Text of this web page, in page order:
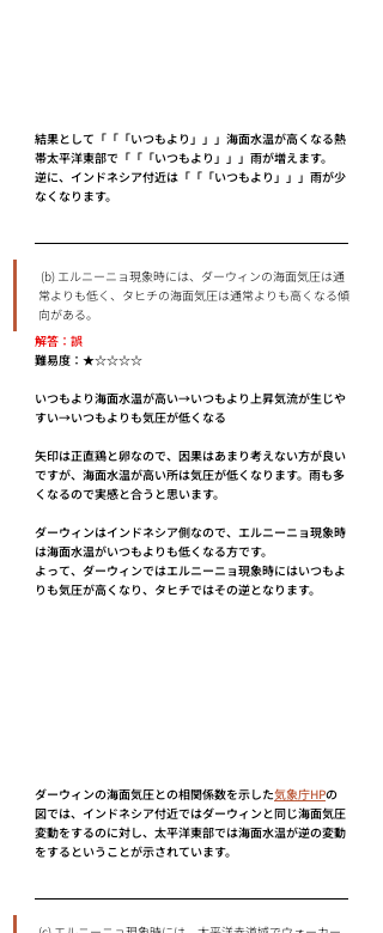
結果として「「「いつもより」」」海面水温が高くなる熱
帯太平洋東部で「「「いつもより」」」雨が増えます。
逆に、インドネシア付近は「「「いつもより」」」雨が少
なくなります。
(b) エルニーニョ現象時には、ダーウィンの海面気圧は通
常よりも低く、タヒチの海面気圧は通常よりも高くなる傾
向がある。
解答：誤
難易度：★☆☆☆☆
いつもより海面水温が高い→いつもより上昇気流が生じや
すい→いつもよりも気圧が低くなる
矢印は正直鶏と卵なので、因果はあまり考えない方が良い
ですが、海面水温が高い所は気圧が低くなります。雨も多
くなるので実感と合うと思います。
ダーウィンはインドネシア側なので、エルニーニョ現象時
は海面水温がいつもよりも低くなる方です。
よって、ダーウィンではエルニーニョ現象時にはいつもよ
りも気圧が高くなり、タヒチではその逆となります。
ダーウィンの海面気圧との相関係数を示した気象庁HPの
図では、インドネシア付近ではダーウィンと同じ海面気圧
変動をするのに対し、太平洋東部では海面水温が逆の変動
をするということが示されています。